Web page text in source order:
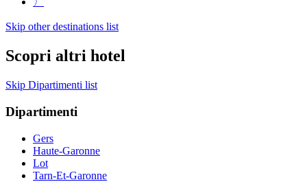
Skip other destinations list
Scopri altri hotel
Skip Dipartimenti list
Dipartimenti
Gers
Haute-Garonne
Lot
Tarn-Et-Garonne